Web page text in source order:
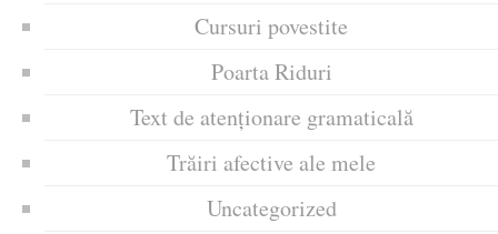
Cursuri povestite
Poarta Riduri
Text de atenționare gramaticală
Trăiri afective ale mele
Uncategorized